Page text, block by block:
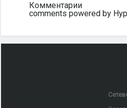
Комментарии
comments powered by